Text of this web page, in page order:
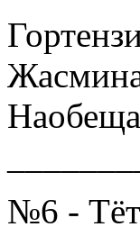
№6 -